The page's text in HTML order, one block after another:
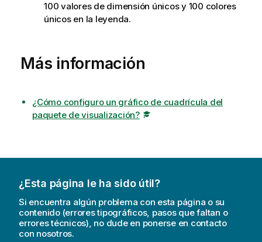
100 valores de dimensión únicos y 100 colores
únicos en la leyenda.
Más información
¿Cómo configuro un gráfico de cuadrícula del
paquete de visualización?
¿Esta página le ha sido útil?
Si encuentra algún problema con esta página o su
contenido (errores tipográficos, pasos que faltan o
errores técnicos), no dude en ponerse en contacto
con nosotros.